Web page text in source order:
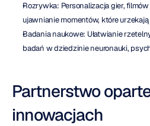
Rozrywka: Personalizacja gier,
ujawnianie momentów, które
Badania naukowe: Ułatwianie
badań w dziedzinie neuronauki,
Partnerstwo
innowacjach